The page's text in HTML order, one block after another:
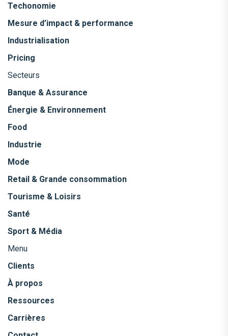
Techonomie
Mesure d’impact & performance
Industrialisation
Pricing
Secteurs
Banque & Assurance
Énergie & Environnement
Food
Industrie
Mode
Retail & Grande consommation
Tourisme & Loisirs
Santé
Sport & Média
Menu
Clients
À propos
Ressources
Carrières